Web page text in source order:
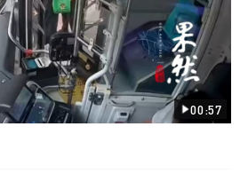
00:57